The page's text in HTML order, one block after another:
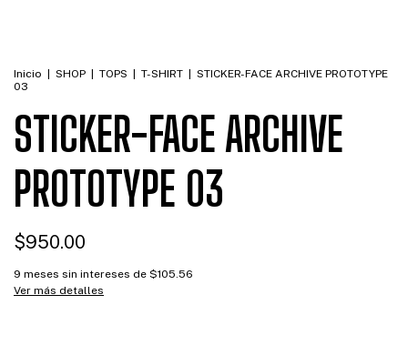
Inicio | SHOP | TOPS | T-SHIRT | STICKER-FACE ARCHIVE PROTOTYPE
03
STICKER-FACE ARCHIVE
PROTOTYPE 03
$950.00
9 meses sin intereses de $105.56
Ver más detalles